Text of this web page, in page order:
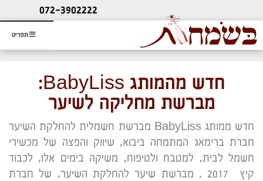
תפריט
ליעוץ חינם
והזמנת כרטיס שמחות
072-3902222
חדש מהמותג BabyLiss:
מברשת מחליקה לשיער
חדש ממותג BabyLiss מברשת חשמלית להחלקת השיער
חברת ברימאג המתמחה ביבוא, שיווק והפצה של מכשירי
חשמל לבית, למטבח ולטיפוח, משיקה בימים אלו, לכבוד
קיץ 2017 , מברשת שיער להחלקת השיער, של חברת